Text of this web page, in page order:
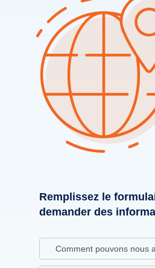
Remplissez le
demander des